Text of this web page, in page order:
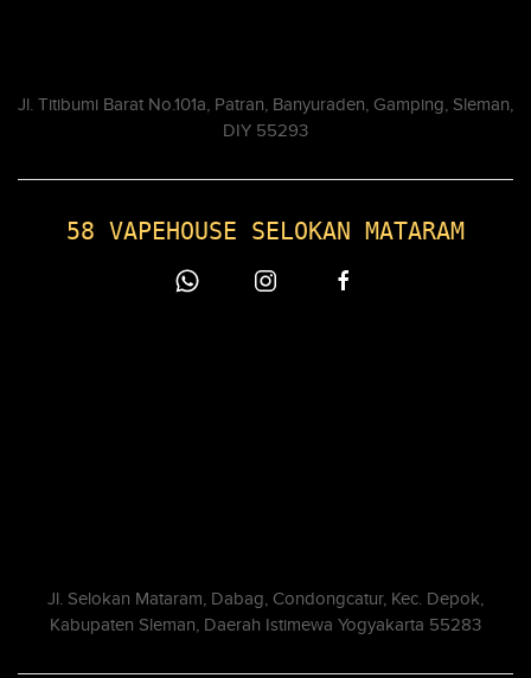
Jl. Titibumi Barat No.101a, Patran, Banyuraden, Gamping, Sleman,
DIY 55293
58 VAPEHOUSE SELOKAN MATARAM
Jl. Selokan Mataram, Dabag, Condongcatur, Kec. Depok,
Kabupaten Sleman, Daerah Istimewa Yogyakarta 55283